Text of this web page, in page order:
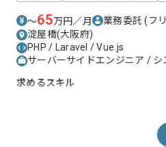
〜65万円／月 業務委託(フ
淀屋橋(大阪府)
PHP / Laravel / Vue.js
サーバーサイドエンジニア /
求めるスキル